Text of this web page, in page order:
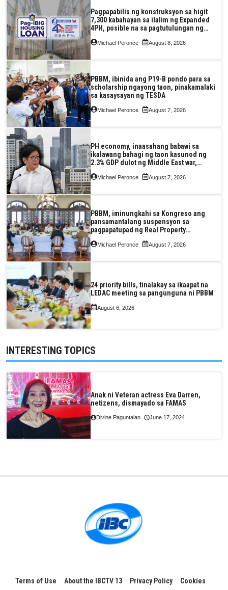
Pagpapabilis ng konstruksyon sa higit
7,300 kabahayan sa ilalim ng Expanded
4PH, posible na sa pagtutulungan ng
Pag-IBIG at P.A. Alvarez
Michael Peronce August 8, 2026
PBBM, ibinida ang P19-B pondo para sa
scholarship ngayong taon, pinakamalaki
sa kasaysayan ng TESDA
Michael Peronce August 7, 2026
PH economy, inaasahang babawi sa
ikalawang bahagi ng taon kasunod ng
2.3% GDP dulot ng Middle East war,
pagkaantala ng public construction
Michael Peronce August 7, 2026
PBBM, iminungkahi sa Kongreso ang
pansamantalang suspensyon sa
pagpapatupad ng Real Property
Valuation and Assessment Reform Act
Michael Peronce August 7, 2026
24 priority bills, tinalakay sa ikaapat na
LEDAC meeting sa pangunguna ni PBBM
August 6, 2026
INTERESTING TOPICS
Anak ni Veteran actress Eva Darren,
netizens, dismayado sa FAMAS
Divine Paguntalan June 17, 2024
Terms of Use About the IBCTV 13 Privacy Policy Cookies